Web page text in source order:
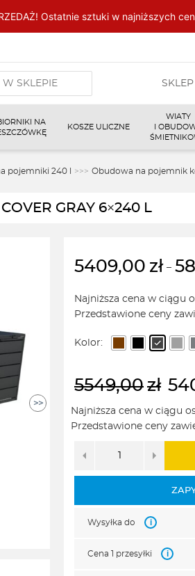
Ostatnie sztuki w najniższych
SKLEP
NA
KOSZE ULICZNE
WIATY
I
pojemniki 240 l >>> Obudowa na pojemnik
GRAY 6×240 L
>>
5409,00 zł –
Zakres
od
5409,00zł
5842,00zł
Najniższa cena w ciągu
Przedstawione ceny
Kolor:
5549,00 zł
Pierwotna
cena
5549,00zł.
Aktualna
cena
5409,00zł.
Najniższa cena w ciągu
Przedstawione ceny
Wysyłka do i
Cena 1 przesyłki i